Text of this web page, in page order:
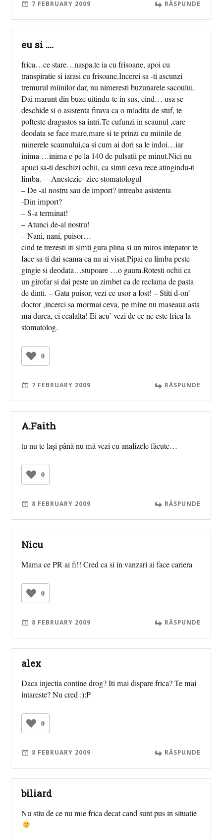
7 FEBRUARY 2009 RĂSPUNDE
eu si ....
frica…ce stare…naspa.te ia cu frisoane, apoi cu
transpiratie si iarasi cu frisoane.Incerci sa -ti ascunzi
tremurul miinilor dar, nu nimeresti buzunarele sacoului.
Dai marunt din buze uitindu-te in sus, cind… usa se
deschide si o asistenta firava ca o mladita de stuf, te
pofteste dragastos sa intri.Te cufunzi in scaunul ,care
deodata se face mare,mare si te prinzi cu miinile de
minerele scaunului,ca si cum ai dori sa le indoi…iar
inima …inima e pe la 140 de pulsatii pe minut.Nici nu
apuci sa-ti deschizi ochii, ca simti ceva rece atingindu-ti
limba.— Anestezic- zice stomatologul
– De -al nostru sau de import? intreaba asistenta
-Din import?
– S-a terminat!
– Atunci de-al nostru!
– Nani, nani, puisor…
cind te trezesti iti simti gura plina si un miros intepator te
face sa-ti dai seama ca nu ai visat.Pipai cu limba peste
gingie si deodata…stupoare …o gaura.Rotesti ochii ca
un girofar si dai peste un zimbet ca de reclama de pasta
de dinti. – Gata puisor, vezi ce usor a fost! – Stiti d-on’
doctor ,incerci sa mormai ceva, pe mine nu maseaua asta
ma durea, ci cealalta! Ei acu’ vezi de ce ne este frica la
stomatolog.
0
7 FEBRUARY 2009 RĂSPUNDE
A.Faith
tu nu te laşi până nu mă vezi cu analizele făcute…
0
8 FEBRUARY 2009 RĂSPUNDE
Nicu
Mama ce PR ai fi!! Cred ca si in vanzari ai face cariera
0
8 FEBRUARY 2009 RĂSPUNDE
alex
Daca injectia contine drog? Iti mai dispare frica? Te mai
intareste? Nu cred :):P
0
8 FEBRUARY 2009 RĂSPUNDE
biliard
Nu stiu de ce nu mie frica decat cand sunt pus in situatie